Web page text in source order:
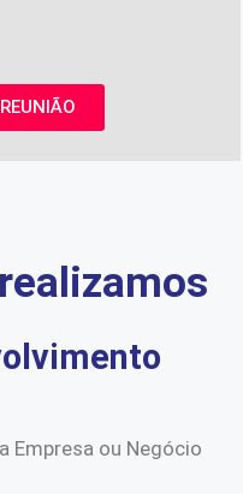
Empresa ou Negócio